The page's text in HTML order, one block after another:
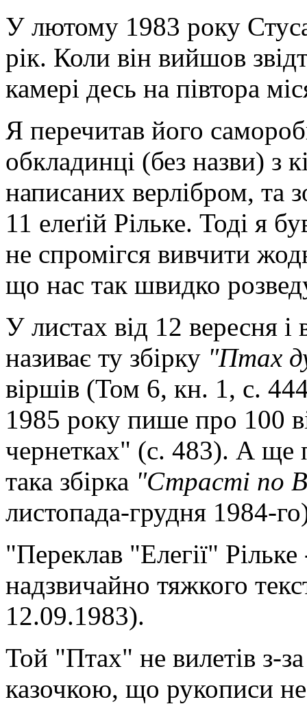
У лютому 1983 року
рік. Коли він вийшов
камері десь на півтора
Я перечитав його
обкладинці (без назви) з
написаних верлібром, та
11 елеґій Рільке. Тоді я
не спромігся вивчити
що нас так швидко
У листах від 12 вересня
називає ту збірку "Птах
віршів (Том 6, кн. 1, с.
1985 року пише про 100
чернетках" (с. 483). А ще
така збірка "Страсті по
листопада-грудня 1984-
"Переклав "Елегії"
надзвичайно тяжкого
12.09.1983).
Той "Птах" не вилетів з-
казочкою, що рукописи